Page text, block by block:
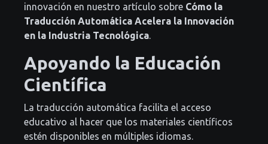
innovación en nuestro artículo sobre Cómo la
Traducción Automática Acelera la Innovación
en la Industria Tecnológica
Apoyando la Educación
Científica
La traducción automática facilita el acceso
educativo al hacer que los materiales científicos
estén disponibles en múltiples idiomas.